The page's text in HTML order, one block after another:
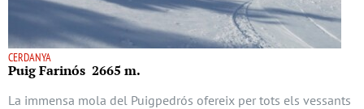
CERDANYA
Puig Farinós 2665 m.
La immensa mola del Puigpedrós ofereix per tots els vessants